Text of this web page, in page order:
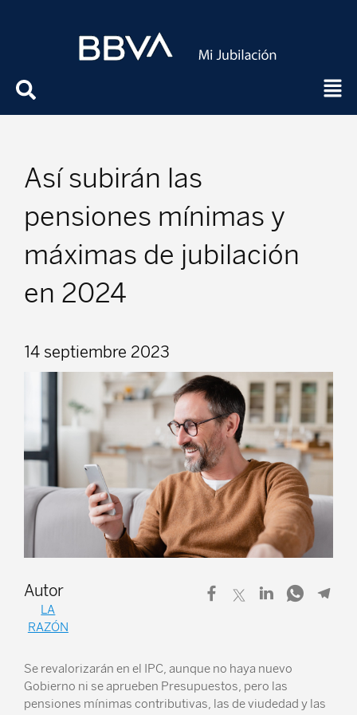
Así subirán las
pensiones mínimas y
máximas de jubilación
en 2024
14 septiembre 2023
Autor
LA
RAZÓN
Se revalorizarán en el IPC, aunque no haya nuevo
Gobierno ni se aprueben Presupuestos, pero las
pensiones mínimas contributivas, las de viudedad y las